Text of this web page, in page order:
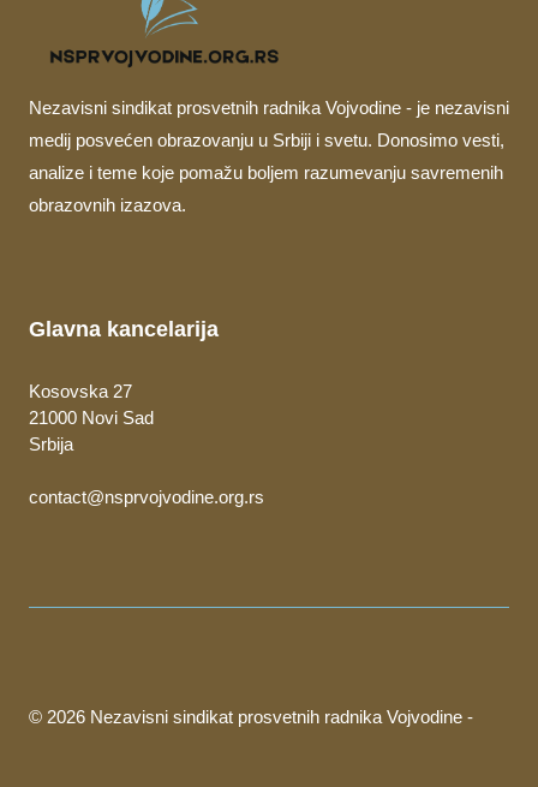
Nezavisni sindikat prosvetnih radnika Vojvodine - je nezavisni
medij posvećen obrazovanju u Srbiji i svetu. Donosimo vesti,
analize i teme koje pomažu boljem razumevanju savremenih
obrazovnih izazova.
Glavna kancelarija
Kosovska 27
21000 Novi Sad
Srbija
contact@nsprvojvodine.org.rs
© 2026 Nezavisni sindikat prosvetnih radnika Vojvodine -